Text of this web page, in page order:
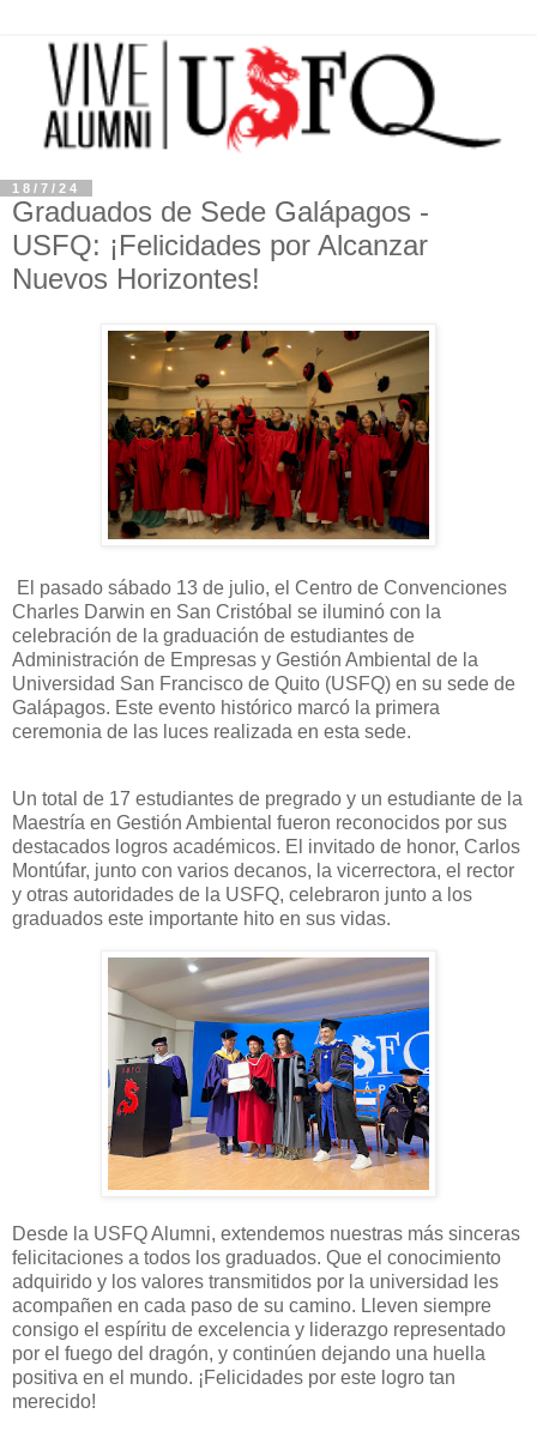
18/7/24
Graduados de Sede Galápagos -
USFQ: ¡Felicidades por Alcanzar
Nuevos Horizontes!
El pasado sábado 13 de julio, el Centro de Convenciones
Charles Darwin en San Cristóbal se iluminó con la
celebración de la graduación de estudiantes de
Administración de Empresas y Gestión Ambiental de la
Universidad San Francisco de Quito (USFQ) en su sede de
Galápagos. Este evento histórico marcó la primera
ceremonia de las luces realizada en esta sede.
Un total de 17 estudiantes de pregrado y un estudiante de la
Maestría en Gestión Ambiental fueron reconocidos por sus
destacados logros académicos. El invitado de honor, Carlos
Montúfar, junto con varios decanos, la vicerrectora, el rector
y otras autoridades de la USFQ, celebraron junto a los
graduados este importante hito en sus vidas.
Desde la USFQ Alumni, extendemos nuestras más sinceras
felicitaciones a todos los graduados. Que el conocimiento
adquirido y los valores transmitidos por la universidad les
acompañen en cada paso de su camino. Lleven siempre
consigo el espíritu de excelencia y liderazgo representado
por el fuego del dragón, y continúen dejando una huella
positiva en el mundo. ¡Felicidades por este logro tan
merecido!